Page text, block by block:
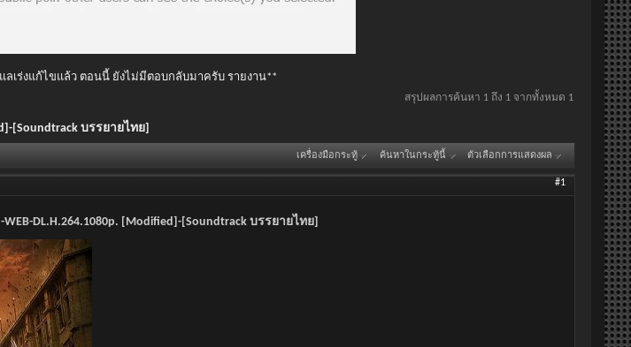
ลเร่งแก้ไขแล้ว ตอนนี้ ยังไม่มีตอบกลับมาครับ รายงาน**
สรุปผลการค้นหา 1 ถึง 1 จากทั้งหมด 1
[Soundtrack บรรยายไทย]
เครื่องมือกระทู้ ค้นหาในกระทู้นี้ ตัวเลือกการแสดงผล
#1
DL.H.264.1080p. [Modified]-[Soundtrack บรรยายไทย]